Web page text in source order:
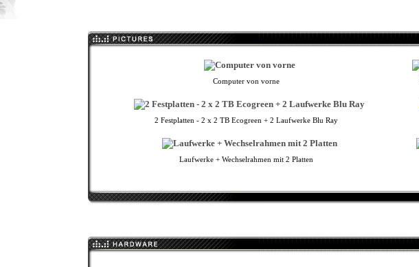
Computer von vorne
2 Festplatten - 2 x 2 TB Ecogreen + 2 Laufwerke Blu Ray
Laufwerke + Wechselrahmen mit 2 Platten